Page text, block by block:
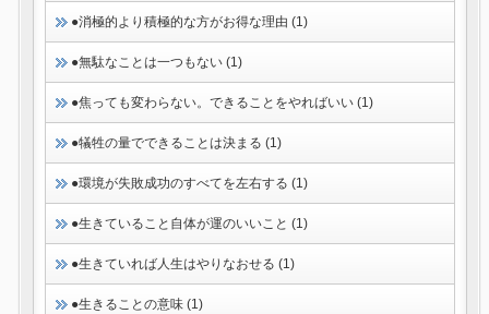
●消極的より積極的な方がお得な理由 (1)
●無駄なことは一つもない (1)
●焦っても変わらない。できることをやればいい (1)
●犠牲の量でできることは決まる (1)
●環境が失敗成功のすべてを左右する (1)
●生きていること自体が運のいいこと (1)
●生きていれば人生はやりなおせる (1)
●生きることの意味 (1)